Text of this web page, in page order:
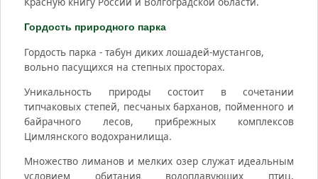
Гордость природного парка
Гордость парка - табун диких лошадей-мустангов,
вольно пасущихся на степных просторах.
Уникальность природы состоит в сочетании
типчаковых степей, песчаных барханов, пойменного и
байрачного лесов, прибрежных комплексов
Цимлянского водохранилища.
Множество лиманов и мелких озер служат идеальным
условием обитания водоплавующих птиц,